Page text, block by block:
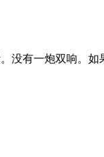
没有一炮双响。如